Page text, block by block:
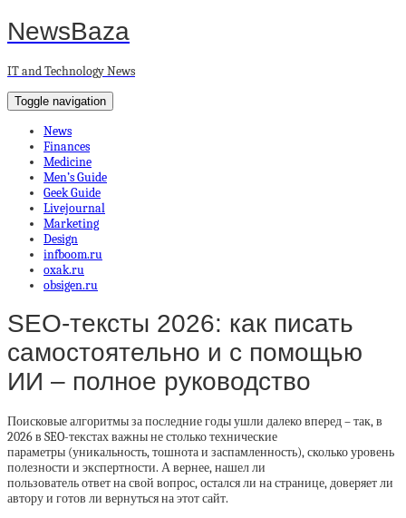
NewsBaza
IT and Technology News
Toggle navigation
News
Finances
Medicine
Men’s Guide
Geek Guide
Livejournal
Marketing
Design
infboom.ru
oxak.ru
obsigen.ru
SEO-тексты 2026: как писать
самостоятельно и с помощью
ИИ – полное руководство
Поисковые алгоритмы за последние годы ушли далеко вперед – так, в
2026 в SEO-текстах важны не столько технические
параметры (уникальность, тошнота и заспамленность), сколько уровень
полезности и экспертности. А вернее, нашел ли
пользователь ответ на свой вопрос, остался ли на странице, доверяет ли
автору и готов ли вернуться на этот сайт.